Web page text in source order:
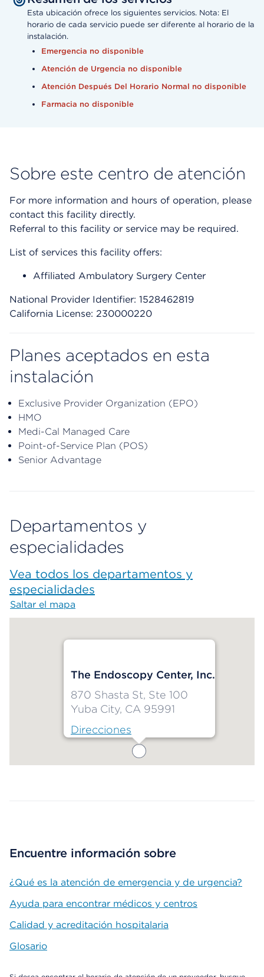
Esta ubicación ofrece los siguientes servicios. Nota: El
horario de cada servicio puede ser diferente al horario de la
instalación.
Emergencia no disponible
Atención de Urgencia no disponible
Atención Después Del Horario Normal no disponible
Farmacia no disponible
Sobre este centro de atención
For more information and hours of operation, please
contact this facility directly.
Referral to this facility or service may be required.
List of services this facility offers:
Affiliated Ambulatory Surgery Center
National Provider Identifier: 1528462819
California License: 230000220
Planes aceptados en esta
instalación
Exclusive Provider Organization (EPO)
HMO
Medi-Cal Managed Care
Point-of-Service Plan (POS)
Senior Advantage
Departamentos y
especialidades
Vea todos los departamentos y
especialidades
Saltar el mapa
The Endoscopy Center, Inc.
870 Shasta St, Ste 100
Yuba City, CA 95991
Direcciones
Encuentre información sobre
¿Qué es la atención de emergencia y de urgencia?
Ayuda para encontrar médicos y centros
Calidad y acreditación hospitalaria
Glosario